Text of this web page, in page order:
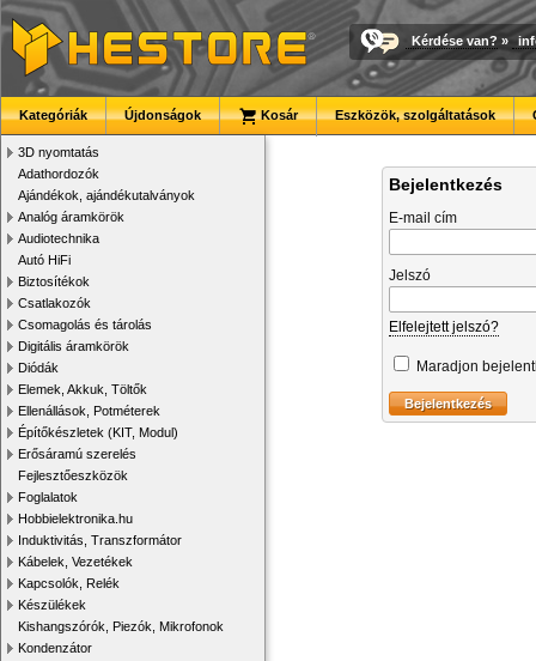
Kérdése van? »
Kategóriák Újdonságok Kosár Eszközök, szolgáltatások
3D nyomtatás
Adathordozók
Ajándékok, ajándékutalványok
Analóg áramkörök
Audiotechnika
Autó HiFi
Biztosítékok
Csatlakozók
Csomagolás és tárolás
Digitális áramkörök
Diódák
Elemek, Akkuk, Töltők
Ellenállások, Potméterek
Építőkészletek (KIT, Modul)
Erősáramú szerelés
Fejlesztőeszközök
Foglalatok
Hobbielektronika.hu
Induktivitás, Transzformátor
Kábelek, Vezetékek
Kapcsolók, Relék
Készülékek
Kishangszórók, Piezók, Mikrofonok
Kondenzátor
Bejelentkezés
E-mail cím
Jelszó
Elfelejtett jelszó?
Maradjon